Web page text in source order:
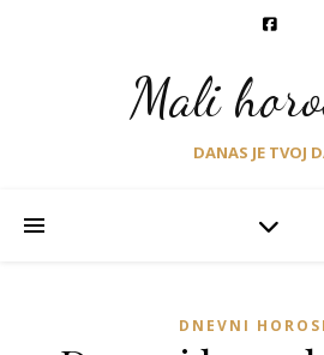
Mali
DANAS JE TVOJ
DNEVNI